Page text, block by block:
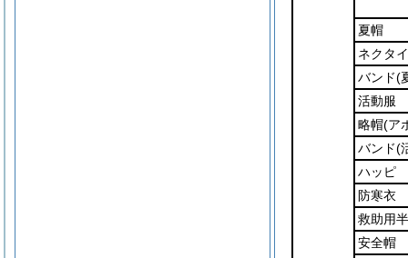
夏帽
ネクタイ
バンド(
活動服
略帽(ア
バンド(
ハッピ
防寒衣
救助用
安全帽